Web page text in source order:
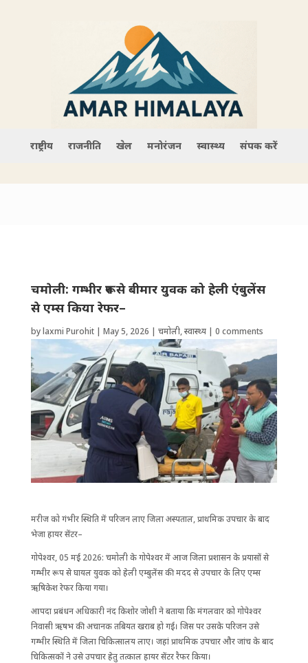
राष्ट्रीय राजनीति खेल मनोरंजन स्वास्थ्य संपर्क करें
चमाेली: गम्भीर रूप से बीमार युवक को हेली एंबुलेंस
से एम्स किया रेफर–
bylaxmi Purohit| May 5, 2026 | चमोली,स्वास्थ्य| 0 comments
मरीज को गंभीर ​स्थिति में परिजन लाए जिला अस्पताल, प्राथमिक उपचार के बाद
भेजा हायर सेंटर–
गोपेश्वर, 05 मई 2026: चमोली के गोपेश्वर में आज जिला प्रशासन के प्रयासों से
गम्भीर रूप से घायल युवक को हेली एम्बुलेंस की मदद से उपचार के लिए एम्स
ऋषिकेश रेफर किया गया।
आपदा प्रबंधन अधिकारी नंद किशोर जोशी ने बताया कि मंगलवार को गोपेश्वर
निवासी ऋषभ की अचानक तबियत खराब हो गई। जिस पर उसके परिजन उसे
गम्भीर स्थिति में जिला चिकित्सालय लाए। जहां प्राथमिक उपचार और जांच के बाद
चिकित्सकों ने उसे उपचार हेतु तत्काल हायर सेंटर रैफर किया।